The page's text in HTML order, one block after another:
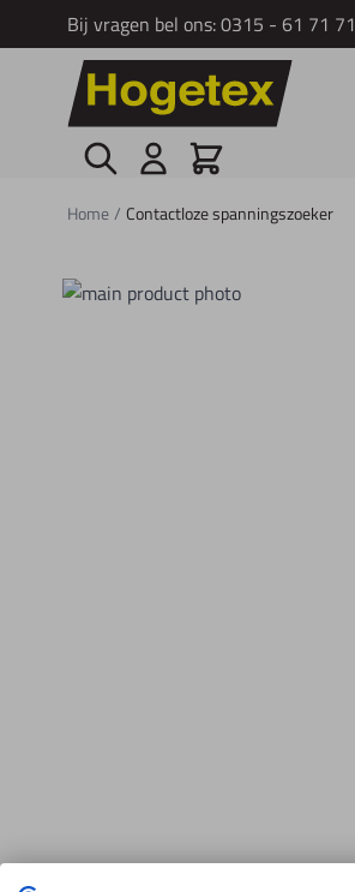
Bij vragen bel ons:0315 - 61 71 71
Ga naar de inhoud
Zoek Cart
Home/ Contactloze spanningszoeker